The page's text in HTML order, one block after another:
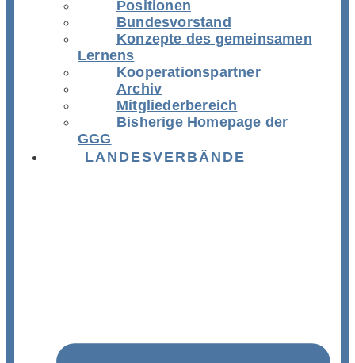
Positionen
Bundesvorstand
Konzepte des gemeinsamen
Lernens
Kooperationspartner
Archiv
Mitgliederbereich
Bisherige Homepage der
GGG
LANDESVERBÄNDE